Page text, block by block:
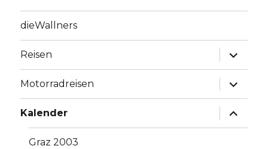
dieWallners
Reisen
Motorradreisen
Kalender
Graz 2003